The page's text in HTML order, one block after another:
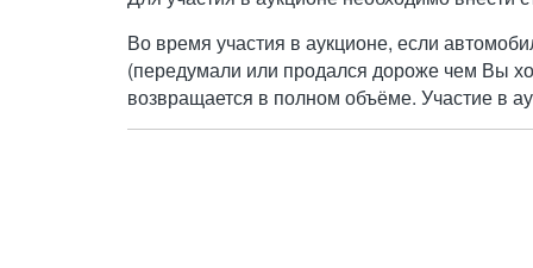
Во время участия в аукционе, если
(передумали или продался дороже чем Вы
возвращается в полном объёме. Участие в